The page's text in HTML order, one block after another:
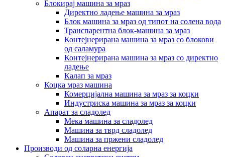
Блокирај машина за мраз
Директно ладење машина за мраз
Блок машина за мраз од типот на солена вода
Транспарентна блок-машина за мраз
Контејнерирана машина за мраз со блокови
од саламура
Контејнерирана машина за мраз со директно
ладење
Калап за мраз
Коцка мраз машина
Комерцијална машина за мраз за коцки
Индустриска машина за мраз за коцки
Апарат за сладолед
Мека машина за сладолед
Машина за тврд сладолед
Машина за пржени сладолед
Производи од соларна енергија